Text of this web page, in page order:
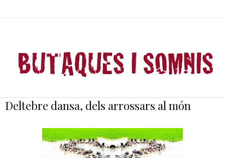
Deltebre dansa, dels arrossars al món